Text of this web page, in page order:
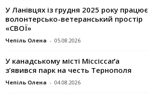
У Ланівцях із грудня 2025 року працює
волонтерсько-ветеранський простір
«СВОЇ»
Чепіль Олена - 05.08.2026
У канадському місті Міссіссаґа
з’явився парк на честь Тернополя
Чепіль Олена - 04.08.2026